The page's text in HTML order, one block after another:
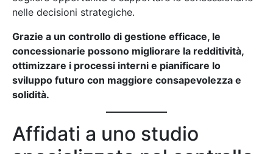
nelle decisioni strategiche.
Grazie a un controllo di gestione efficace, le
concessionarie possono migliorare la redditività,
ottimizzare i processi interni e pianificare lo
sviluppo futuro con maggiore consapevolezza e
solidità.
Affidati a uno studio